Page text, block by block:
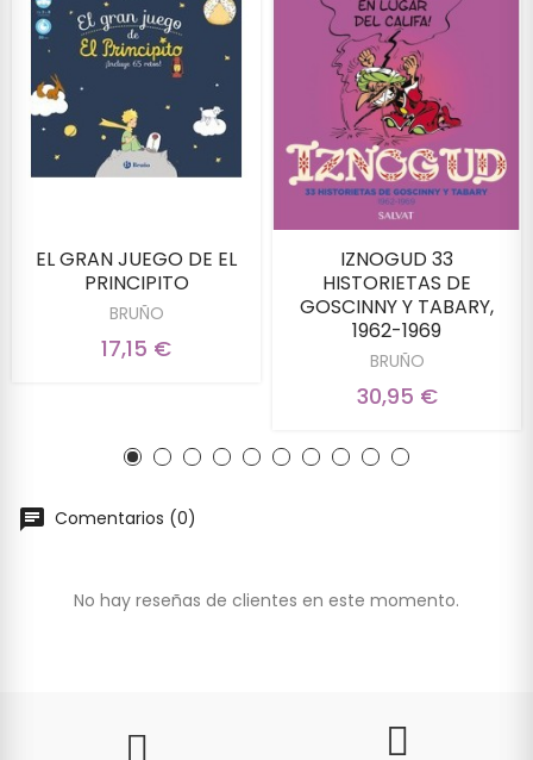
EL GRAN JUEGO DE EL
PRINCIPITO
BRUÑO
17,15 €
IZNOGUD 33
HISTORIETAS DE
GOSCINNY Y TABARY,
1962-1969
BRUÑO
30,95 €
Comentarios (0)
No hay reseñas de clientes en este momento.